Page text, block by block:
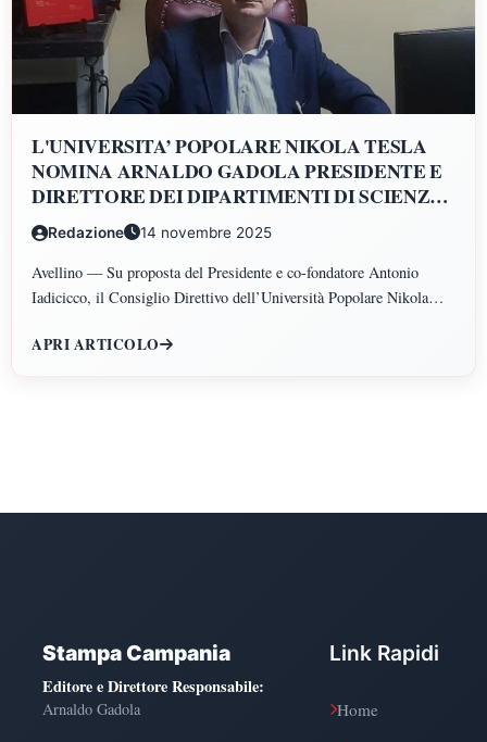
L'UNIVERSITA’ POPOLARE NIKOLA TESLA
NOMINA ARNALDO GADOLA PRESIDENTE E
DIRETTORE DEI DIPARTIMENTI DI SCIENZE
GIURIDICHE, ECONOMICHE, SCIENZE
POLITICHE, PSICOLOGIA, SCIENZE UMANE,
FILOSOFIA E PEDAGOGIA
Redazione 14 novembre 2025
Avellino — Su proposta del Presidente e co-fondatore Antonio
Iadicicco, il Consiglio Direttivo dell’Università Popolare Nikola
Dipartimenti di Scienze Giuridiche ed Economiche, Scienze
APRI ARTICOLO
Stampa Campania
Editore e Direttore Responsabile:
Arnaldo Gadola
Link Rapidi
Home